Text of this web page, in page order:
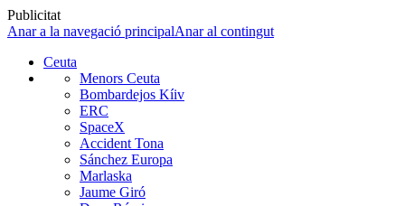
Publicitat
Anar a la navegació principalAnar al contingut
Ceuta
Menors Ceuta
Bombardejos Kíiv
ERC
SpaceX
Accident Tona
Sánchez Europa
Marlaska
Jaume Giró